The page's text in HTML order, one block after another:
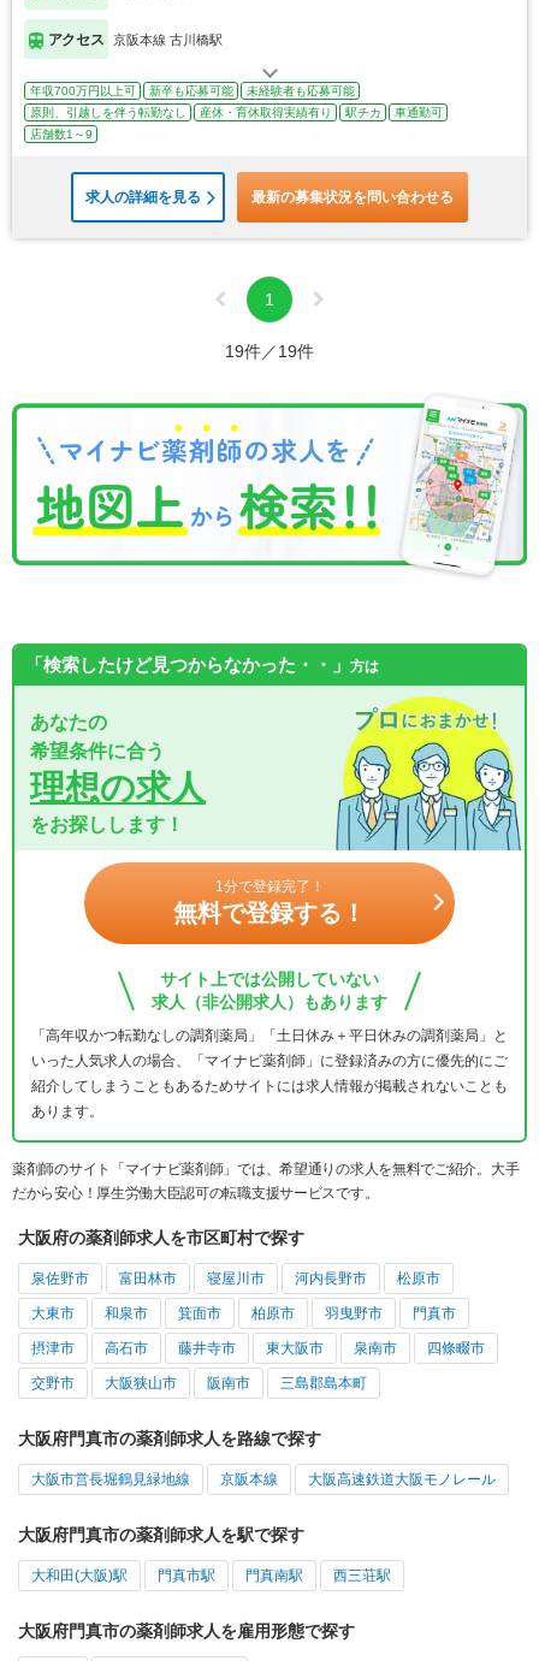
アクセス 京阪本線 古川橋駅
年収700万円以上可 新卒も応募可能
未経験者も応募可能
原則、引越しを伴う転勤なし
産休・育休取得実績有り 駅チカ
車通勤可
店舗数1～9
求人の詳細を見る 最新の募集状況を問い合わせる
1
19件／19件
「検索したけど見つからなかった・・」 方は
あなたの
希望条件に合う
理想の求人
をお探しします！
1分で登録完了！
無料で登録する！
サイト上では公開していない
求人（非公開求人）もあります
「高年収かつ転勤なしの調剤薬局」「土日休み＋平日休みの調剤薬局」と
いった人気求人の場合、「マイナビ薬剤師」に登録済みの方に優先的にご
紹介してしまうこともあるためサイトには求人情報が掲載されないことも
あります。
薬剤師のサイト「マイナビ薬剤師」では、希望通りの求人を無料でご紹介。大手
だから安心！厚生労働大臣認可の転職支援サービスです。
大阪府の薬剤師求人を市区町村で探す
泉佐野市 富田林市 寝屋川市 河内長野市 松原市
大東市 和泉市 箕面市 柏原市 羽曳野市 門真市
摂津市 高石市 藤井寺市 東大阪市 泉南市 四條畷市
交野市 大阪狭山市 阪南市 三島郡島本町
大阪府門真市の薬剤師求人を路線で探す
大阪市営長堀鶴見緑地線 京阪本線 大阪高速鉄道大阪モノレール
大阪府門真市の薬剤師求人を駅で探す
大和田(大阪)駅 門真市駅 門真南駅 西三荘駅
大阪府門真市の薬剤師求人を雇用形態で探す